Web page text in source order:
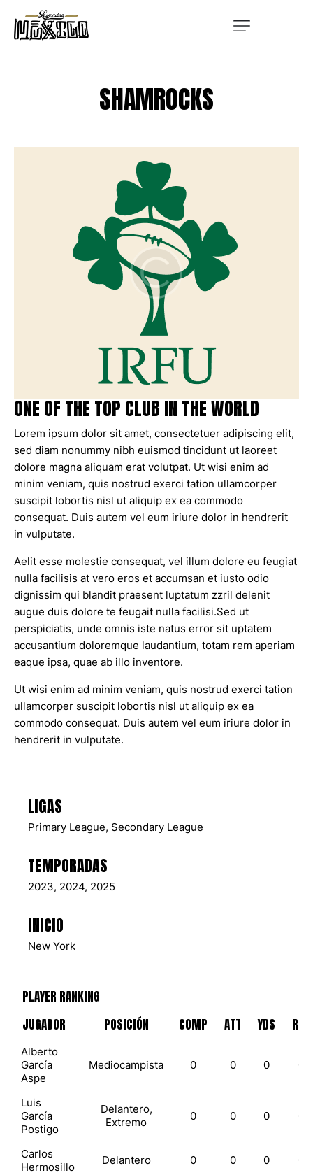
SHAMROCKS
ONE OF THE TOP CLUB IN THE WORLD
Lorem ipsum dolor sit amet, consectetuer adipiscing elit,
sed diam nonummy nibh euismod tincidunt ut laoreet
dolore magna aliquam erat volutpat. Ut wisi enim ad
minim veniam, quis nostrud exerci tation ullamcorper
suscipit lobortis nisl ut aliquip ex ea commodo
consequat. Duis autem vel eum iriure dolor in hendrerit
in vulputate.
Aelit esse molestie consequat, vel illum dolore eu feugiat
nulla facilisis at vero eros et accumsan et iusto odio
dignissim qui blandit praesent luptatum zzril delenit
augue duis dolore te feugait nulla facilisi.Sed ut
perspiciatis, unde omnis iste natus error sit uptatem
accusantium doloremque laudantium, totam rem aperiam
eaque ipsa, quae ab illo inventore.
Ut wisi enim ad minim veniam, quis nostrud exerci tation
ullamcorper suscipit lobortis nisl ut aliquip ex ea
commodo consequat. Duis autem vel eum iriure dolor in
hendrerit in vulputate.
LIGAS
Primary League, Secondary League
TEMPORADAS
2023, 2024, 2025
INICIO
New York
PLAYER RANKING
JUGADOR
POSICIÓN COMP ATT YDS REC
Alberto
García
Aspe
Mediocampista 0 0 0
Luis
García
Postigo
Delantero,
Extremo
0 0 0
Carlos
Hermosillo
Delantero 0 0 0